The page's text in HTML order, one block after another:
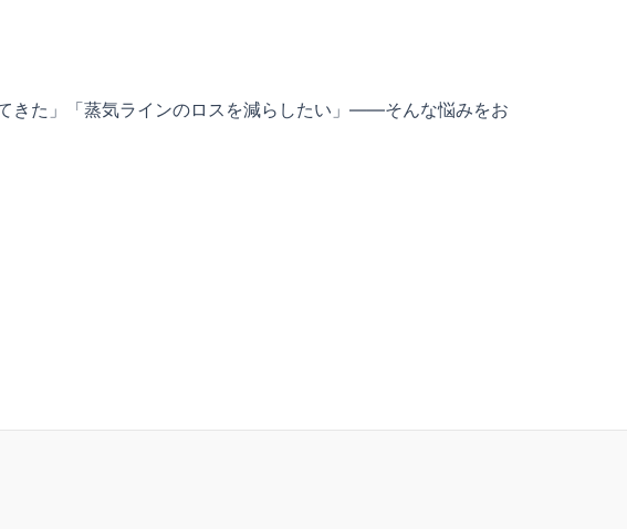
きた」「蒸気ラインのロスを減らしたい」――そんな悩みをお